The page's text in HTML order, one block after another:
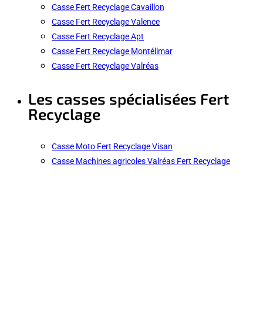
Casse Fert Recyclage Cavaillon
Casse Fert Recyclage Valence
Casse Fert Recyclage Apt
Casse Fert Recyclage Montélimar
Casse Fert Recyclage Valréas
Les casses spécialisées Fert
Recyclage
Casse Moto Fert Recyclage Visan
Casse Machines agricoles Valréas Fert Recyclage